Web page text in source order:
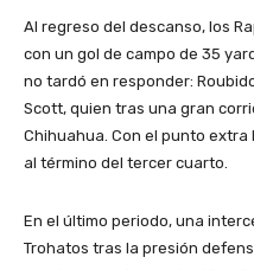
Al regreso del descanso, los
con un gol de campo de 35
no tardó en responder:
Scott, quien tras una gran
Chihuahua. Con el punto
al término del tercer cuarto.
En el último periodo, una
Trohatos tras la presión